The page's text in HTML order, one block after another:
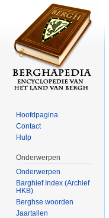
Hoofdpagina
Contact
Hulp
Onderwerpen
Onderwerpen
Barghief Index (Archief
HKB)
Berghse woorden
Jaartallen